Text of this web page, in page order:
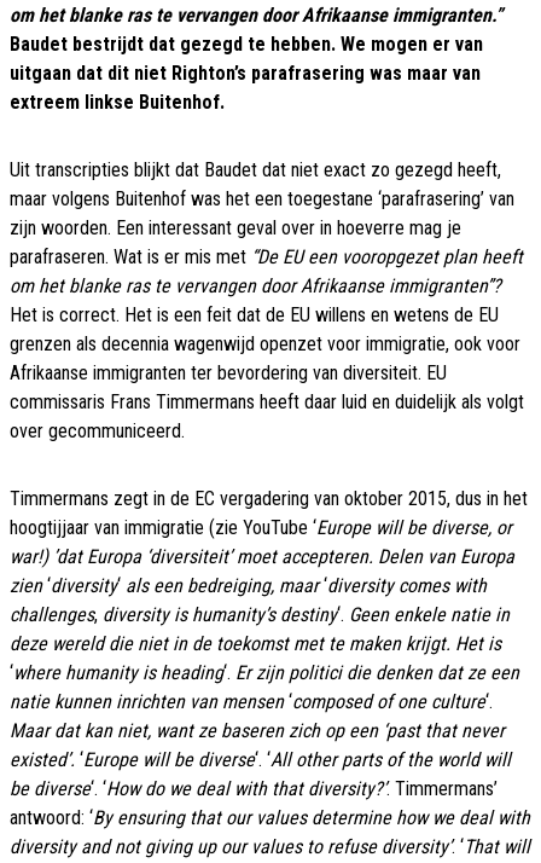
om het blanke ras te vervangen door Afrikaanse immigranten.”
Baudet bestrijdt dat gezegd te hebben. We mogen er van
uitgaan dat dit niet Righton’s parafrasering was maar van
extreem linkse Buitenhof.
Uit transcripties blijkt dat Baudet dat niet exact zo gezegd heeft,
maar volgens Buitenhof was het een toegestane ‘parafrasering’ van
zijn woorden. Een interessant geval over in hoeverre mag je
parafraseren. Wat is er mis met “De EU een vooropgezet plan heeft
om het blanke ras te vervangen door Afrikaanse immigranten”?
Het is correct. Het is een feit dat de EU willens en wetens de EU
grenzen als decennia wagenwijd openzet voor immigratie, ook voor
Afrikaanse immigranten ter bevordering van diversiteit. EU
commissaris Frans Timmermans heeft daar luid en duidelijk als volgt
over gecommuniceerd.
Timmermans zegt in de EC vergadering van oktober 2015, dus in het
hoogtijjaar van immigratie (zie YouTube ‘Europe will be diverse, or
war!) ’dat Europa ‘diversiteit’ moet accepteren. Delen van Europa
zien‘diversity‘ als een bedreiging, maar‘diversity comes with
challenges, diversity is humanity’s destiny‘. Geen enkele natie in
deze wereld die niet in de toekomst met te maken krijgt. Het is
‘where humanity is heading‘. Er zijn politici die denken dat ze een
natie kunnen inrichten van mensen‘composed of one culture‘.
Maar dat kan niet, want ze baseren zich op een ‘past that never
existed’. ‘Europe will be diverse‘. ‘All other parts of the world will
be diverse‘. ‘How do we deal with that diversity?’. Timmermans’
antwoord: ‘By ensuring that our values determine how we deal with
diversity and not giving up our values to refuse diversity’. ‘That will